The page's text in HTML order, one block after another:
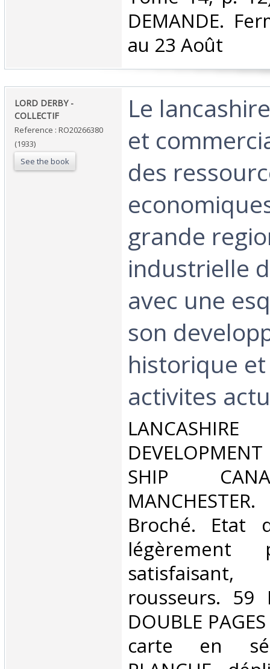
DEMANDE.
au 23 Août‎
‎LORD DERBY -
COLLECTIF‎
Reference : RO20266380
(1933)
See the book
‎Le
et
des
grande
industrielle
avec une
son
historique
activites
SHIP
Broché. Etat
légèrement
rousseurs. 59
DOUBLE
carte en